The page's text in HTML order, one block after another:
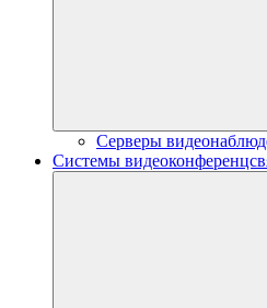
Серверы
Системы